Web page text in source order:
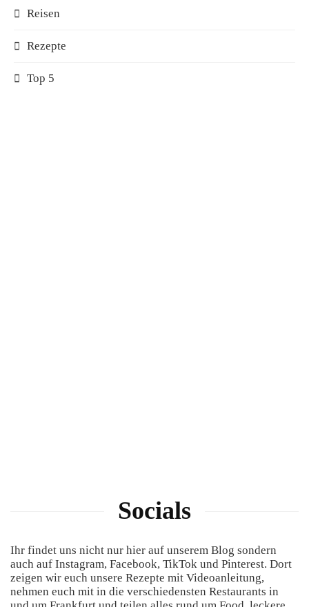
Reisen
Rezepte
Top 5
Socials
Ihr findet uns nicht nur hier auf unserem Blog sondern
auch auf Instagram, Facebook, TikTok und Pinterest. Dort
zeigen wir euch unsere Rezepte mit Videoanleitung,
nehmen euch mit in die verschiedensten Restaurants in